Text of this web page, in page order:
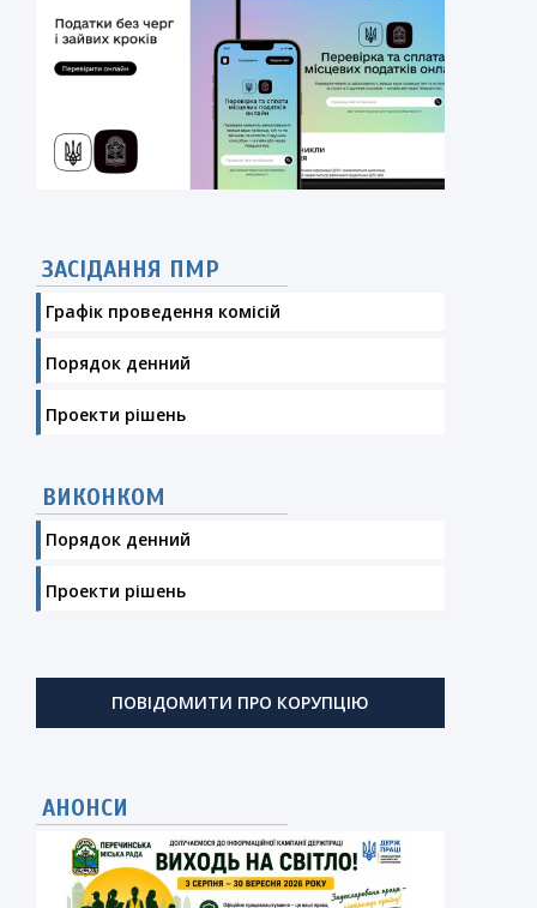
ЗАСІДАННЯ ПМР
Графік проведення комісій
Порядок денний
Проекти рішень
ВИКОНКОМ
Порядок денний
Проекти рішень
ПОВІДОМИТИ ПРО КОРУПЦІЮ
АНОНСИ